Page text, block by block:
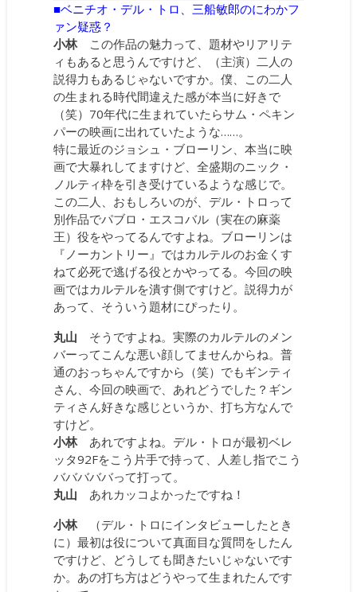
■ベニチオ・デル・トロ、三船敏郎のにわかフ
ァン疑惑？
小林この作品の魅力って、題材やリアリテ
ィもあると思うんですけど、（主演）二人の
説得力もあるじゃないですか。僕、この二人
の生まれる時代間違えた感が本当に好きで
（笑）70年代に生まれていたらサム・ペキン
パーの映画に出れていたような……。
特に最近のジョシュ・ブローリン、本当に映
画で大暴れしてますけど、全盛期のニック・
ノルティ枠を引き受けているような感じで。
この二人、おもしろいのが、デル・トロって
別作品でパブロ・エスコバル（実在の麻薬
王）役をやってるんですよね。ブローリンは
『ノーカントリー』ではカルテルのお金くす
ねて必死で逃げる役とかやってる。今回の映
画ではカルテルを潰す側ですけど。説得力が
あって、そういう題材にぴったり。
丸山 そうですよね。実際のカルテルのメン
バーってこんな悪い顔してませんからね。普
通のおっちゃんですから（笑）でもギンティ
さん、今回の映画で、あれどうでした？ギン
ティさん好きな感じというか、打ち方なんで
すけど。
小林あれですよね。デル・トロが最初ベレ
ッタ92Fをこう片手で持って、人差し指でこう
バババババって打って。
丸山 あれカッコよかったですね！
小林（デル・トロにインタビューしたとき
に）最初は役について真面目な質問をしたん
ですけど、どうしても聞きたいじゃないです
か。あの打ち方はどうやって生まれたんです